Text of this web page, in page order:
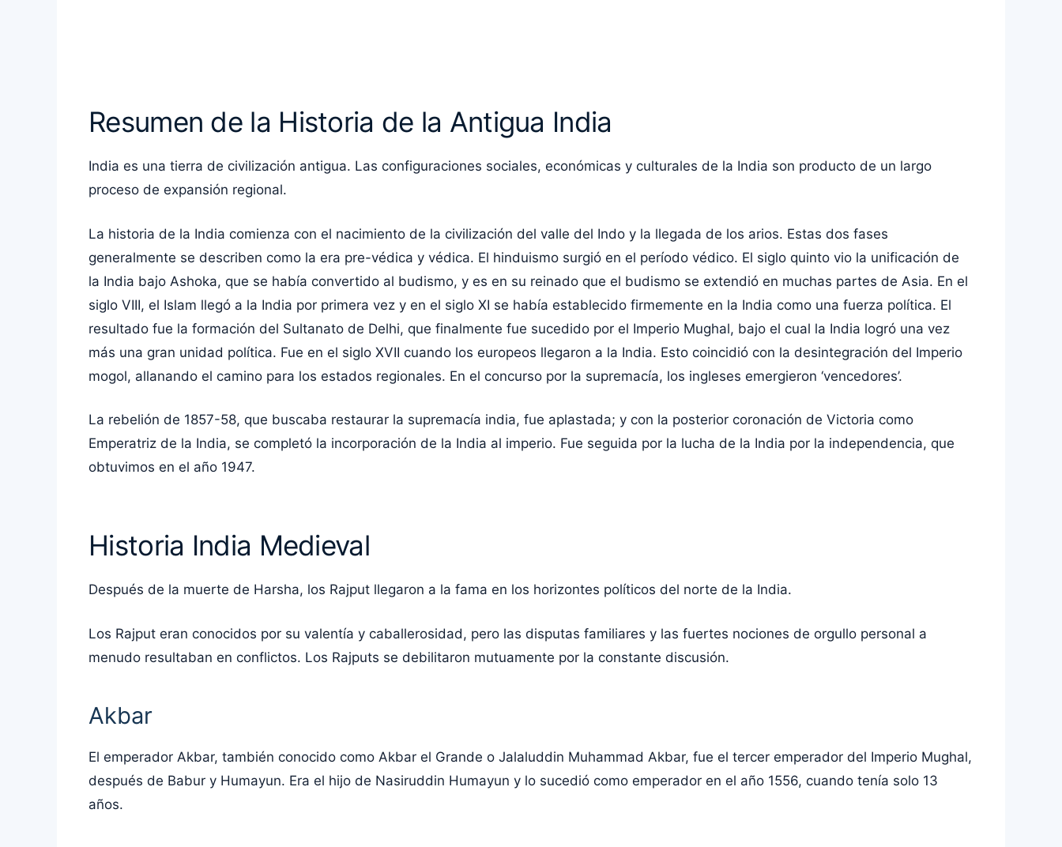
Resumen de la Historia de la Antigua India
India es una tierra de civilización antigua. Las configuraciones sociales, económicas y culturales de la India son producto de un largo
proceso de expansión regional.
La historia de la India comienza con el nacimiento de la civilización del valle del Indo y la llegada de los arios. Estas dos fases
generalmente se describen como la era pre-védica y védica. El hinduismo surgió en el período védico. El siglo quinto vio la unificación de
la India bajo Ashoka, que se había convertido al budismo, y es en su reinado que el budismo se extendió en muchas partes de Asia. En el
siglo VIII, el Islam llegó a la India por primera vez y en el siglo XI se había establecido firmemente en la India como una fuerza política. El
resultado fue la formación del Sultanato de Delhi, que finalmente fue sucedido por el Imperio Mughal, bajo el cual la India logró una vez
más una gran unidad política. Fue en el siglo XVII cuando los europeos llegaron a la India. Esto coincidió con la desintegración del Imperio
mogol, allanando el camino para los estados regionales. En el concurso por la supremacía, los ingleses emergieron ‘vencedores’.
La rebelión de 1857-58, que buscaba restaurar la supremacía india, fue aplastada; y con la posterior coronación de Victoria como
Emperatriz de la India, se completó la incorporación de la India al imperio. Fue seguida por la lucha de la India por la independencia, que
obtuvimos en el año 1947.
Historia India Medieval
Después de la muerte de Harsha, los Rajput llegaron a la fama en los horizontes políticos del norte de la India.
Los Rajput eran conocidos por su valentía y caballerosidad, pero las disputas familiares y las fuertes nociones de orgullo personal a
menudo resultaban en conflictos. Los Rajputs se debilitaron mutuamente por la constante discusión.
Akbar
El emperador Akbar, también conocido como Akbar el Grande o Jalaluddin Muhammad Akbar, fue el tercer emperador del Imperio Mughal,
después de Babur y Humayun. Era el hijo de Nasiruddin Humayun y lo sucedió como emperador en el año 1556, cuando tenía solo 13
años.